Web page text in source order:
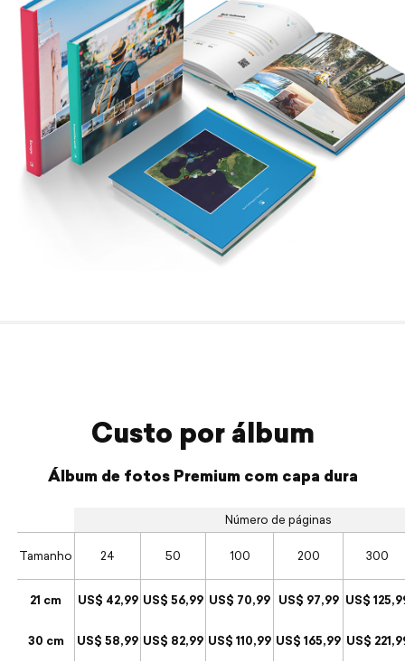
Custo por álbum
Álbum de fotos Premium com capa dura
Número de páginas
Tamanho 24 50 100 200 300
21 cm US$ 42,99 US$ 56,99 US$ 70,99 US$ 97,99 US$
30 cm US$ 58,99 US$ 82,99 US$ 110,99 US$ 165,99 US$